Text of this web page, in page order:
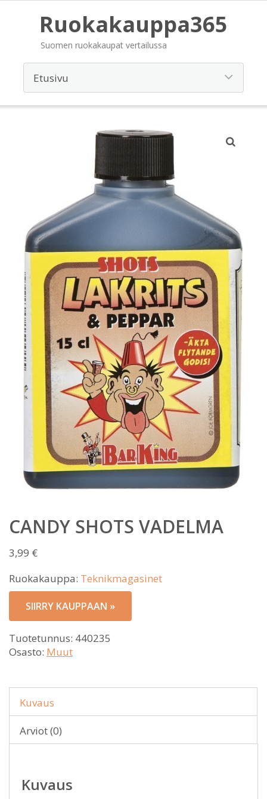
Ruokakauppa365
Suomen ruokakaupat vertailussa
CANDY SHOTS VADELMA
3,99 €
Ruokakauppa: Teknikmagasinet
SIIRRY KAUPPAAN »
Tuotetunnus: 440235
Osasto: Muut
Kuvaus
Arviot (0)
Kuvaus